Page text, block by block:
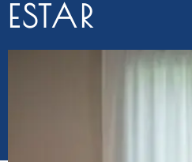
ESTAR